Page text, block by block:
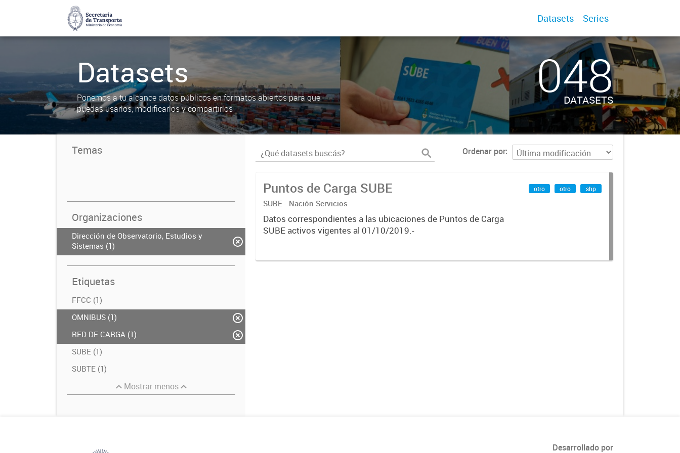
Datasets Series
Datasets
Ponemos a tu alcance datos públicos en formatos abiertos para que
puedas usarlos, modificarlos y compartirlos
048
DATASETS
Temas
Organizaciones
Dirección de Observatorio, Estudios y
Sistemas (1)
Etiquetas
FFCC (1)
OMNIBUS (1)
RED DE CARGA (1)
SUBE (1)
SUBTE (1)
Mostrar menos
Ordenar por
Puntos de Carga SUBE
SUBE - Nación Servicios
Datos correspondientes a las ubicaciones de Puntos de Carga
SUBE activos vigentes al 01/10/2019.-
otro otro shp
Desarrollado por